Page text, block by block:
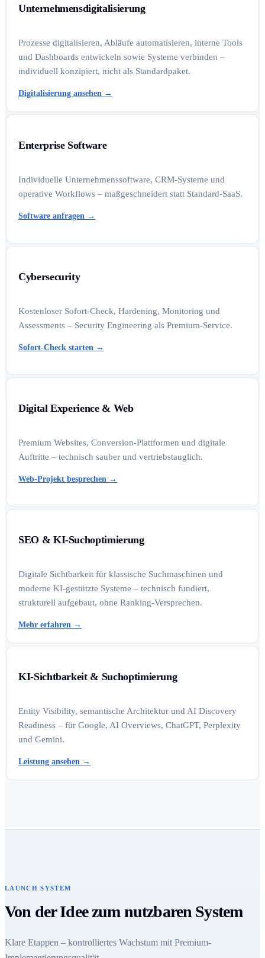
Unternehmensdigitalisierung
Prozesse digitalisieren, Abläufe automatisieren, interne Tools
und Dashboards entwickeln sowie Systeme verbinden –
individuell konzipiert, nicht als Standardpaket.
Digitalisierung ansehen →
Enterprise Software
Individuelle Unternehmenssoftware, CRM-Systeme und
operative Workflows – maßgeschneidert statt Standard-SaaS.
Software anfragen →
Cybersecurity
Kostenloser Sofort-Check, Hardening, Monitoring und
Assessments – Security Engineering als Premium-Service.
Sofort-Check starten →
Digital Experience & Web
Premium Websites, Conversion-Plattformen und digitale
Auftritte – technisch sauber und vertriebstauglich.
Web-Projekt besprechen →
SEO & KI-Suchoptimierung
Digitale Sichtbarkeit für klassische Suchmaschinen und
moderne KI-gestützte Systeme – technisch fundiert,
strukturell aufgebaut, ohne Ranking-Versprechen.
Mehr erfahren →
KI-Sichtbarkeit & Suchoptimierung
Entity Visibility, semantische Architektur und AI Discovery
Readiness – für Google, AI Overviews, ChatGPT, Perplexity
und Gemini.
Leistung ansehen →
LAUNCH SYSTEM
Von der Idee zum nutzbaren System
Klare Etappen – kontrolliertes Wachstum mit Premium-